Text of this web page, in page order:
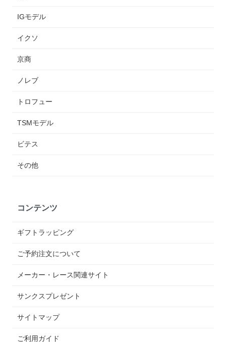
IGモデル
イクソ
京商
ノレブ
トロフュー
TSMモデル
ビテス
その他
コンテンツ
ギフトラッピング
ご予約注文について
メーカー・レース関連サイト
サンクスプレゼント
サイトマップ
ご利用ガイド